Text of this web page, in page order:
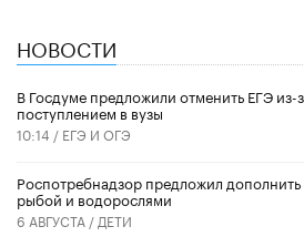
НОВОСТИ
В Госдуме предложили отменить ЕГЭ из-
поступлением в вузы
10:14 / ЕГЭ И ОГЭ
Роспотребнадзор предложил
рыбой и водорослями
6 АВГУСТА / ДЕТИ